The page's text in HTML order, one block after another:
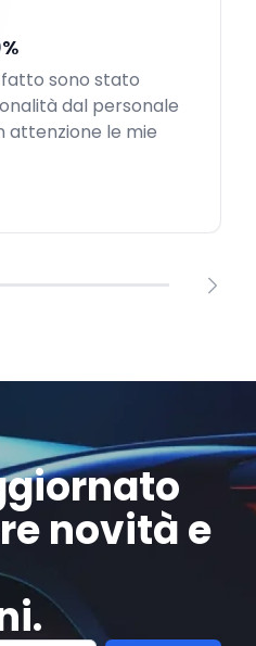
fatto sono stato
dal personale
attenzione le mie
novità e